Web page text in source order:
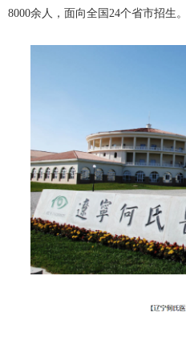
8000余人，面向全国24个省市招生。